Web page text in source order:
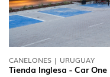
CANELONES | URUGUAY
Tienda Inglesa - Car One